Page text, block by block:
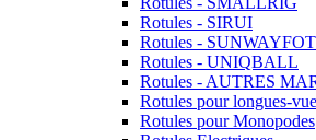
Rotules - SIRUI
Rotules -
Rotules - UNIQBALL
Rotules - AUTRES
Rotules pour longues-
Rotules pour Monopodes